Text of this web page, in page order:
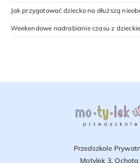
Jak przygotować dziecko na dłuższą
Weekendowe nadrabianie czasu z
Przedszkole
Motylek 3, Ochota